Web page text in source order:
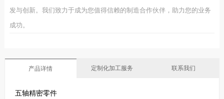
发与创新。我们致力于成为您值得信赖的制造合作伙伴，助力您的业务
成功。
产品详情 定制化加工服务 联系我们
五轴精密零件